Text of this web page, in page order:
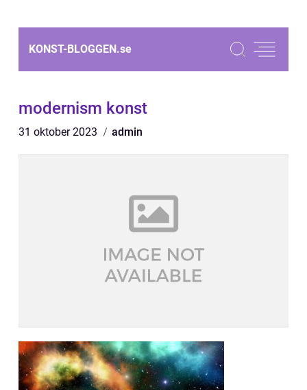
KONST-BLOGGEN.se
modernism konst
31 oktober 2023 admin